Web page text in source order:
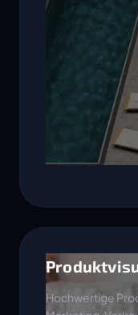
Hochwertige